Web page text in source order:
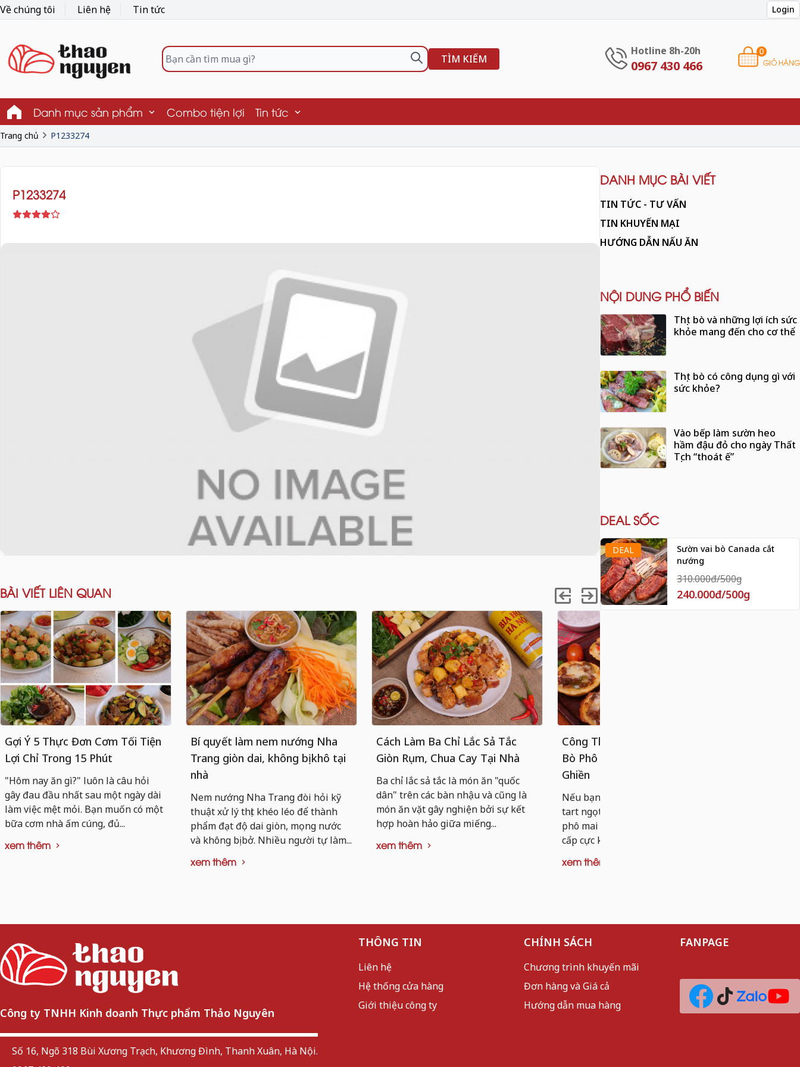
Về chúng tôi Liên hệ Tin tức Login
TÌM KIẾM
Hotline 8h-20h
0967 430 466 GIỎ HÀNG
0
Danh mục sản phẩm Combo tiện lợi Tin tức
Trang chủ P1233274
P1233274
BÀI VIẾT LIÊN QUAN
Gợi Ý 5 Thực Đơn Cơm Tối Tiện
Lợi Chỉ Trong 15 Phút
"Hôm nay ăn gì?" luôn là câu hỏi
gây đau đầu nhất sau một ngày dài
làm việc mệt mỏi. Bạn muốn có một
bữa cơm nhà ấm cúng, đủ...
xem thêm
Bí quyết làm nem nướng Nha
Trang giòn dai, không bị khô tại
nhà
Nem nướng Nha Trang đòi hỏi kỹ
thuật xử lý thịt khéo léo để thành
phẩm đạt độ dai giòn, mọng nước
và không bị bở. Nhiều người tự làm...
xem thêm
Cách Làm Ba Chỉ Lắc Sả Tắc
Giòn Rụm, Chua Cay Tại Nhà
Ba chỉ lắc sả tắc là món ăn "quốc
dân" trên các bàn nhậu và cũng là
món ăn vặt gây nghiện bởi sự kết
hợp hoàn hảo giữa miếng...
xem thêm
Công Thức Bánh Tart Khoai Tây
Bò Phô Mai Béo Ngậy, Ăn Là
Ghiền
Nếu bạn đã quá quen với các loại
tart ngọt, thì tart khoai tây nhân bò
phô mai chính là phiên bản nâng
cấp cực kỳ đáng thử. Thay vì...
xem thêm
DANH MỤC BÀI VIẾT
TIN TỨC - TƯ VẤN
TIN KHUYẾN MẠI
HƯỚNG DẪN NẤU ĂN
NỘI DUNG PHỔ BIẾN
Thịt bò và những lợi ích sức
khỏe mang đến cho cơ thể
Thịt bò có công dụng gì với
sức khỏe?
Vào bếp làm sườn heo
hầm đậu đỏ cho ngày Thất
Tịch “thoát ế”
DEAL SỐC
DEAL
Sườn vai bò Canada cắt
nướng
310.000đ/500g
240.000đ/500g
Công ty TNHH Kinh doanh Thực phẩm Thảo Nguyên
Số 16, Ngõ 318 Bùi Xương Trạch, Khương Đình, Thanh Xuân, Hà Nội.
THÔNG TIN
Liên hệ
Hệ thống cửa hàng
Giới thiệu công ty
CHÍNH SÁCH
Chương trình khuyến mãi
Đơn hàng và Giá cả
Hướng dẫn mua hàng
FANPAGE